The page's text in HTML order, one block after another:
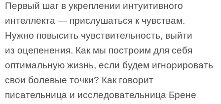
Первый шаг в укреплении интуитивного
интеллекта — прислушаться к чувствам.
Нужно повысить чувствительность, выйти
из оцепенения. Как мы построим для себя
оптимальную жизнь, если будем игнорировать
свои болевые точки? Как говорит
писательница и исследовательница Брене